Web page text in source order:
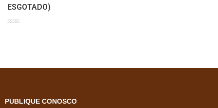
ESGOTADO)
PUBLIQUE CONOSCO